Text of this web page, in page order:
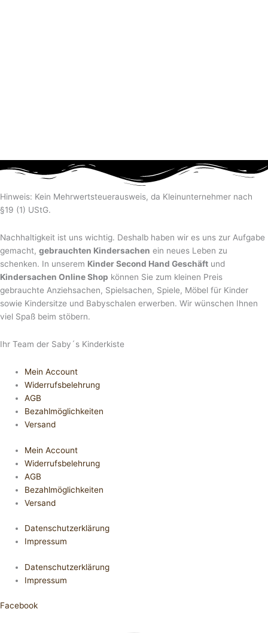
Hinweis: Kein Mehrwertsteuerausweis, da Kleinunternehmer nach
§19 (1) UStG.
Nachhaltigkeit ist uns wichtig. Deshalb haben wir es uns zur Aufgabe
gemacht, gebrauchten Kindersachen ein neues Leben zu
schenken. In unserem Kinder Second Hand Geschäft und
Kindersachen Online Shop können Sie zum kleinen Preis
gebrauchte Anziehsachen, Spiel­sachen, Spiele, Möbel für Kinder
sowie Kindersitze und Babyschalen erwerben. Wir wünschen Ihnen
viel Spaß beim stöbern.
Ihr Team der Saby´s Kinderkiste
Mein Account
Widerrufsbelehrung
AGB
Bezahlmöglichkeiten
Versand
Mein Account
Widerrufsbelehrung
AGB
Bezahlmöglichkeiten
Versand
Datenschutzerklärung
Impressum
Datenschutzerklärung
Impressum
Facebook